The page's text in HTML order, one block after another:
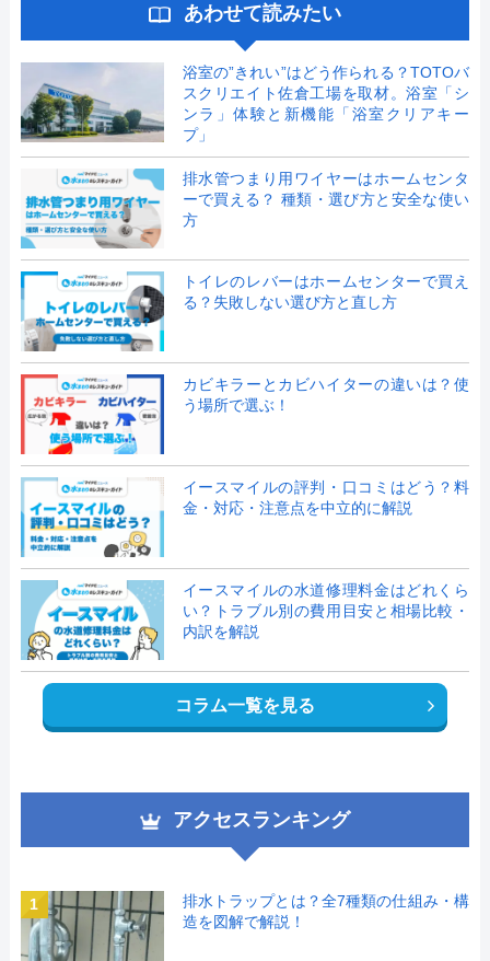
あわせて読みたい
浴室の”きれい”はどう作られる？TOTOバ
スクリエイト佐倉工場を取材。浴室「シ
ンラ」体験と新機能「浴室クリアキー
プ」
排水管つまり用ワイヤーはホームセンタ
ーで買える？ 種類・選び方と安全な使い
方
トイレのレバーはホームセンターで買え
る？失敗しない選び方と直し方
カビキラーとカビハイターの違いは？使
う場所で選ぶ！
イースマイルの評判・口コミはどう？料
金・対応・注意点を中立的に解説
イースマイルの水道修理料金はどれくら
い？トラブル別の費用目安と相場比較・
内訳を解説
コラム一覧を見る
アクセスランキング
1
排水トラップとは？全7種類の仕組み・構
造を図解で解説！